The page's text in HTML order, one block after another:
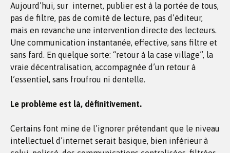
Aujourd’hui, sur internet, publier est à la portée de tous,
pas de filtre, pas de comité de lecture, pas d’éditeur,
mais en revanche une intervention directe des lecteurs.
Une communication instantanée, effective, sans filtre et
sans fard. En quelque sorte: “retour à la case village”, la
vraie décentralisation, accompagnée d’un retour à
l’essentiel, sans froufrou ni dentelle.
Le problème est là, définitivement.
Certains font mine de l’ignorer prétendant que le niveau
intellectuel d’internet serait basique, bien inférieur à